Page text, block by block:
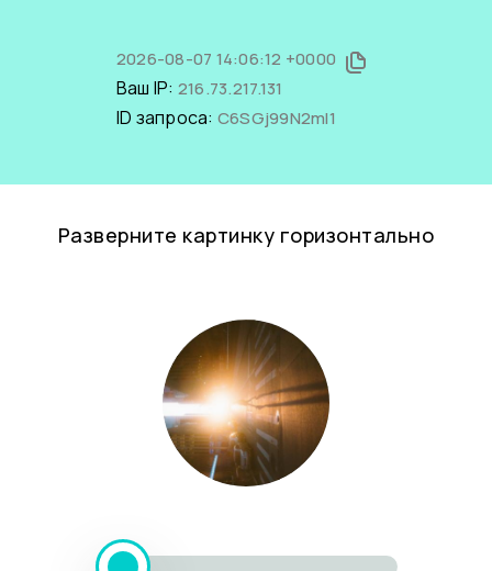
2026-08-07 14:06:12 +0000
Ваш IP: 216.73.217.131
ID запроса: C6SGj99N2mI1
Разверните картинку горизонтально